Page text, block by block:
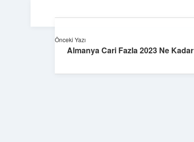
Önceki Yazı
Almanya Cari Fazla 2023 Ne Kadar